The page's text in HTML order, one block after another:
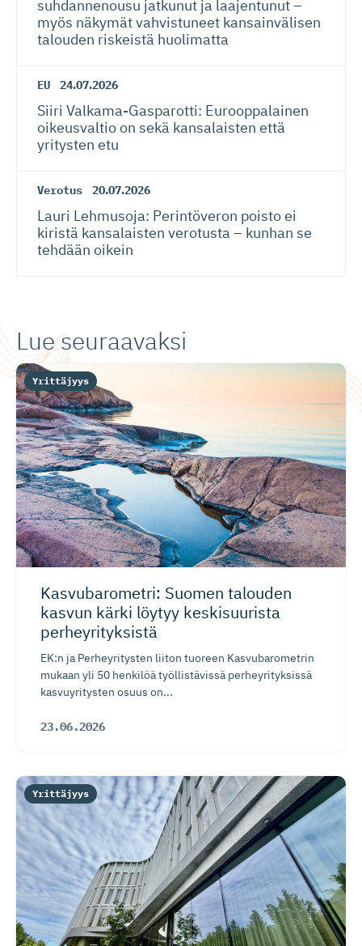
suhdannenousu jatkunut ja laajentunut –
myös näkymät vahvistuneet kansainvälisen
talouden riskeistä huolimatta
EU 24.07.2026
Siiri Valkama-Gas­pa­rotti: Eurooppalainen
oikeusvaltio on sekä kansalaisten että
yritysten etu
Verotus 20.07.2026
Lauri Lehmusoja: Perintöveron poisto ei
kiristä kansalaisten verotusta – kunhan se
tehdään oikein
Lue seuraavaksi
Kasvubaro­metri: Suomen talouden
kasvun kärki löytyy keskisuurista
perheyrityksistä
EK:n ja Perheyritysten liiton tuoreen Kasvubarometrin
mukaan yli 50 henkilöä työllistävissä perheyrityksissä
kasvuyritysten osuus on...
23.06.2026
Yrittäjyys
Yrittäjyys